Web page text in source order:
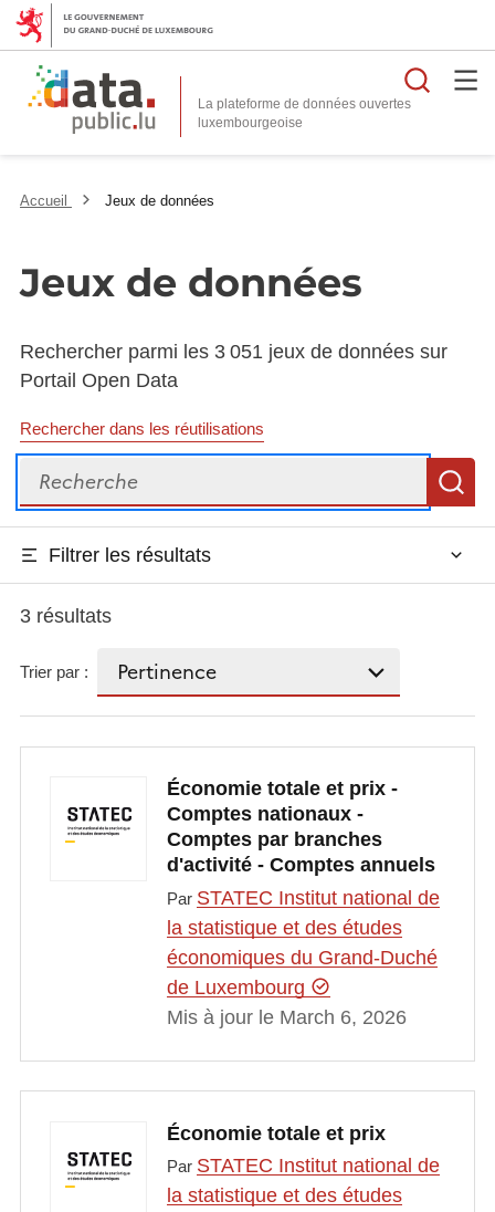
La plateforme de données ouvertes
Accueil Jeux de données
Jeux de données
Rechercher parmi les 3 051 jeux de données sur
Portail Open Data
Rechercher dans les réutilisations
Recherche
Filtrer les résultats
3 résultats
Trier par :
Économie totale et prix -
Comptes nationaux -
Comptes par branches
d'activité - Comptes annuels
Par STATEC Institut national de
la statistique et des études
économiques du Grand-Duché
de Luxembourg
Mis à jour le March 6, 2026
Économie totale et prix
Par STATEC Institut national de
la statistique et des études